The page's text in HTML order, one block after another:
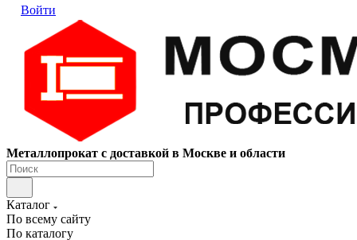
Войти
Металлопрокат с доставкой в Москве и области
Каталог
По всему сайту
По каталогу